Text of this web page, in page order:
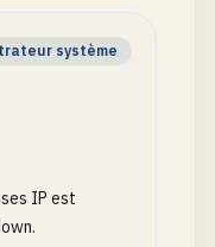
système
IP est